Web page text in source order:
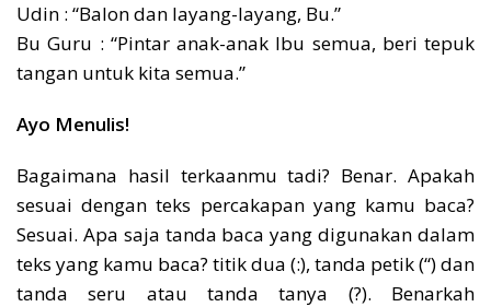
Udin : “Balon dan layang-layang, Bu.”
Bu Guru : “Pintar anak-anak Ibu semua, beri tepuk
tangan untuk kita semua.”
Ayo Menulis!
Bagaimana hasil terkaanmu tadi? Benar. Apakah
sesuai dengan teks percakapan yang kamu baca?
Sesuai. Apa saja tanda baca yang digunakan dalam
teks yang kamu baca? titik dua (:), tanda petik (“) dan
tanda seru atau tanda tanya (?). Benarkah